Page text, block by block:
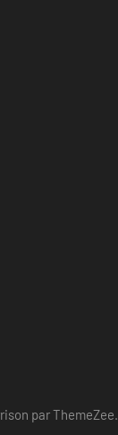
par ThemeZee.